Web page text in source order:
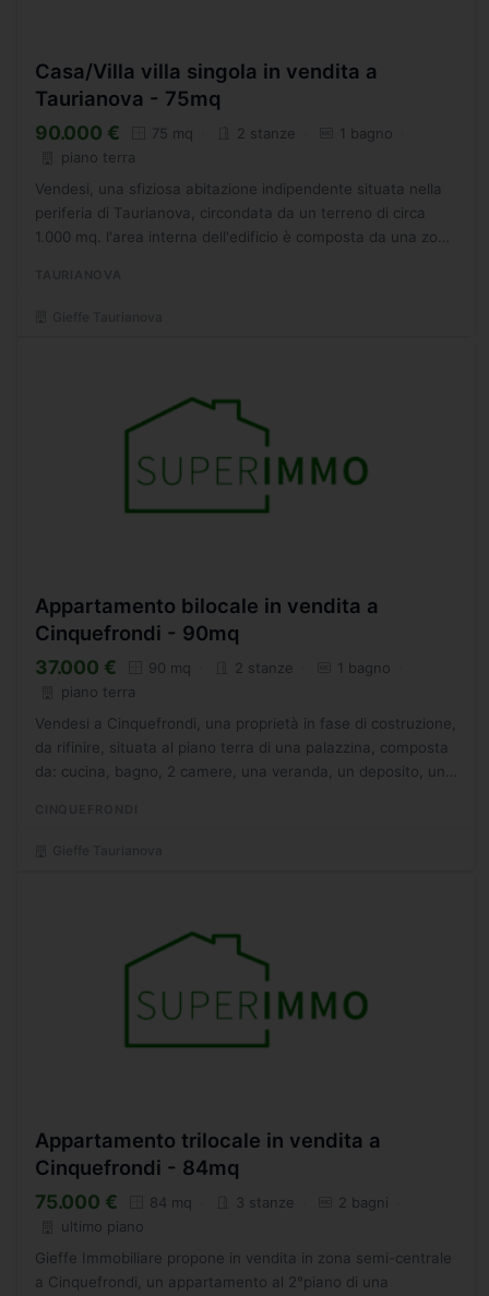
Casa/Villa villa singola in vendita a
Taurianova - 75mq
90.000 € 75 mq 2 stanze
1 bagno
piano terra
Vendesi, una sfiziosa abitazione indipendente situata nella
periferia di Taurianova, circondata da un terreno di circa
1.000 mq. l'area interna dell'edificio è composta da una zona
Appartamento bilocale in vendita a
Cinquefrondi - 90mq
37.000 € 90 mq 2 stanze
1 bagno
piano terra
Vendesi a Cinquefrondi, una proprietà in fase di costruzione,
da rifinire, situata al piano terra di una palazzina, composta
da: cucina, bagno, 2 camere, una veranda, un deposito, un
Appartamento trilocale in vendita a
Cinquefrondi - 84mq
75.000 € 84 mq 3 stanze
2 bagni
ultimo piano
Gieffe Immobiliare propone in vendita in zona semi-centrale
a Cinquefrondi, un appartamento al 2°piano di una